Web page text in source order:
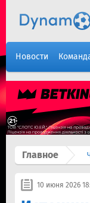
Новости
Главное
10 июня 2026